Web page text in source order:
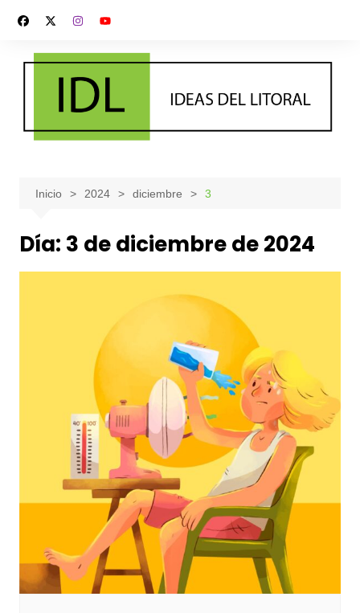
contenido
Inicio 2024 diciembre 3
Día: 3 de diciembre de 2024